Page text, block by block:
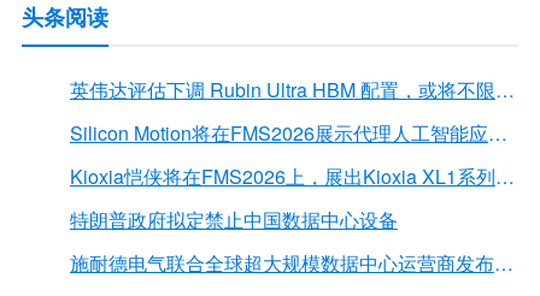
头条阅读
英伟达评估下调 Rubin Ultra HBM 配置，或将不限于12Hi HBM4E
Silicon Motion将在FMS2026展示代理人工智能应用的下一代存储解决方案
Kioxia恺侠将在FMS2026上，展出Kioxia XL1系列内存扩展模块
特朗普政府拟定禁止中国数据中心设备
施耐德电气联合全球超大规模数据中心运营商发布弧闪风险评估报告